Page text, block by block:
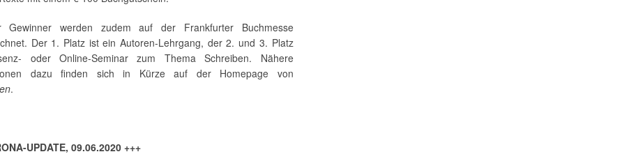
Gewinner werden zudem auf der Frankfurter Buchmesse
Der 1. Platz ist ein Autoren-Lehrgang, der 2. und 3. Platz
oder Online-Seminar zum Thema Schreiben. Nähere
dazu finden sich in Kürze auf der Homepage von
.
UPDATE, 09.06.2020 +++